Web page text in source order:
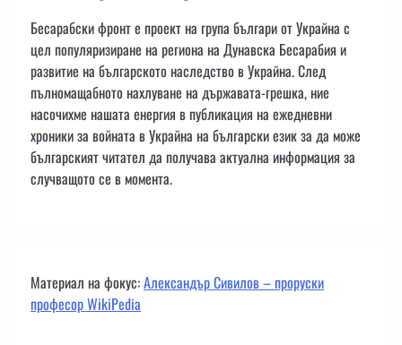
Бесарабски фронт е проект на група българи от Украйна с
цел популяризиране на региона на Дунавска Бесарабия и
развитие на българското наследство в Украйна. След
пълномащабното нахлуване на държавата-грешка, ние
насочихме нашата енергия в публикация на ежедневни
хроники за войната в Украйна на български език за да може
българският читател да получава актуална информация за
случващото се в момента.
Материал на фокус:Александър Сивилов – проруски
професор WikiPedia